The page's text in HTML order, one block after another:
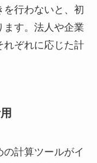
を行わないと、初
ます。法人や企業
れぞれに応じた計
計算ツールがイ